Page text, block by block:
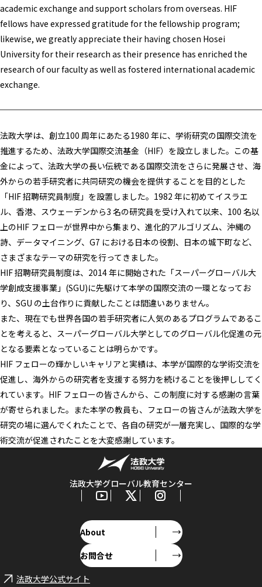
academic exchange and support scholars from overseas. HIF
fellows have expressed gratitude for the fellowship program;
likewise, we greatly appreciate their having chosen Hosei
University for their research as their presence has enriched the
research of our faculty as well as fostered international academic
exchange.
法政大学は、創立100 周年にあたる1980 年に、学術研究の国際交流を
推進するため、法政大学国際交流基金（HIF）を設立しました。この基
金によって、法政大学の長い伝統である国際交流をさらに発展させ、海
外からの若手研究者に共同研究の機会を提供することを目的とした
「HIF 招聘研究員制度」を設置しました。1982 年に初めてイスラエ
ル、香港、スウェーデンから3 名の研究員を受け入れて以来、100 名以
上のHIF フェローが世界中から集まり、進化的アルゴリズム、沖縄の
詩、データマイニング、G7 における日本の役割、日本の城下町など、
さまざまなテーマの研究を行ってきました。
HIF 招聘研究員制度は、2014 年に開始された「スーパーグローバル大
学創成支援事業」(SGU)に先駆けて本学の国際交流の一環となってお
り、SGU の土台作りに貢献したことは間違いありません。
また、現在でも世界各国の若手研究者に人気のあるプログラムであるこ
とを考えると、スーパーグローバル大学としてのグローバル化促進の元
となる要素となっていることは明らかです。
HIF フェローの輝かしいキャリアと実績は、本学が国際的な学術交流を
促進し、海外からの研究者を支援する努力を続けることを後押ししてく
れています。HIF フェローの皆さんから、この制度に対する感謝の言葉
が寄せられました。また本学の教員も、フェローの皆さんが法政大学を
研究の場に選んでくれたことで、各自の研究が一層充実し、国際的な学
術交流が促進されたことを大変感謝しています。
法政大学グローバル教育センター
About
お問合せ
法政大学公式サイト